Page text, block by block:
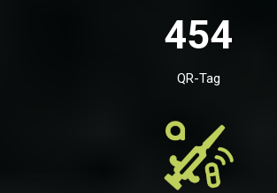
454
QR-Tag